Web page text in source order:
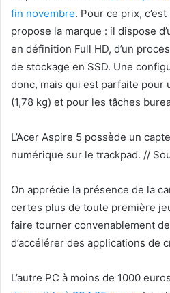
fin novembre. Pour ce prix,
propose la marque : il dispose
en définition Full HD, d’un
de stockage en SSD. Une
donc, mais qui est parfaite pour
(1,78 kg) et pour les tâches
L’Acer Aspire 5 possède un
numérique sur le trackpad. //
On apprécie la présence de la
certes plus de toute première
faire tourner convenablement
d’accélérer des applications de
L’autre PC à moins de 1000